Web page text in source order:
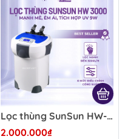
Lọc thùng SunSun HW-3000 1200-3000L/h – Điều chỉnh 6 cấp công suất, tích hợp UV, lọc váng tự động, tiết kiệm điện
2.000.000₫